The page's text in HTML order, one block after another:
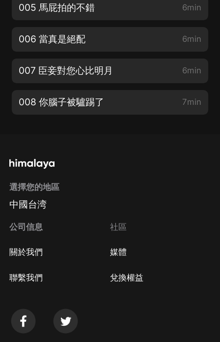
005 馬屁拍的不錯 6min
006 當真是絕配 6min
007 臣妾對您心比明月 6min
008 你腦子被驢踢了 7min
選擇您的地區
中國台湾
公司信息
關於我們
聯繫我們
社區
媒體
兌換權益